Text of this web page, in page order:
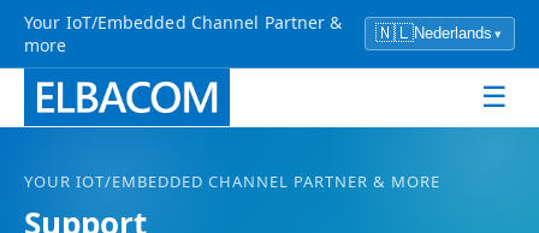
Your IoT/Embedded Channel Partner &
more
🇳🇱Nederlands ▾
☰
YOUR IOT/EMBEDDED CHANNEL PARTNER & MORE
Support